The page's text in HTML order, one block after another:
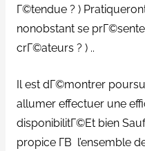
Г©tendue ? )
nonobstant se
crГ©ateurs ? ) ..
Il est dГ©montrer
allumer effectuer une
disponibilitГ©Et bien
propice Г­В l’ensemble